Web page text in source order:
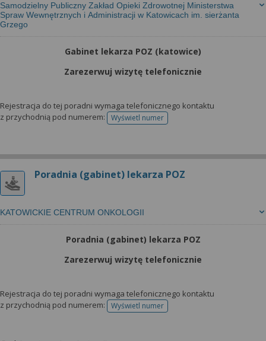
Samodzielny Publiczny Zakład Opieki Zdrowotnej Ministerstwa
Spraw Wewnętrznych i Administracji w Katowicach im. sierżanta
Grzego
Gabinet lekarza POZ (katowice)
Zarezerwuj wizytę telefonicznie
Rejestracja do tej poradni wymaga telefonicznego kontaktu
z przychodnią pod numerem:
Wyświetl numertelefonu do rejestracji
Poradnia (gabinet) lekarza POZ
KATOWICKIE CENTRUM ONKOLOGII
Poradnia (gabinet) lekarza POZ
Zarezerwuj wizytę telefonicznie
Rejestracja do tej poradni wymaga telefonicznego kontaktu
z przychodnią pod numerem:
Wyświetl numertelefonu do rejestracji